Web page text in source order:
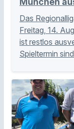
Das
Freitag, 14.
ist restlos
Spieltermin